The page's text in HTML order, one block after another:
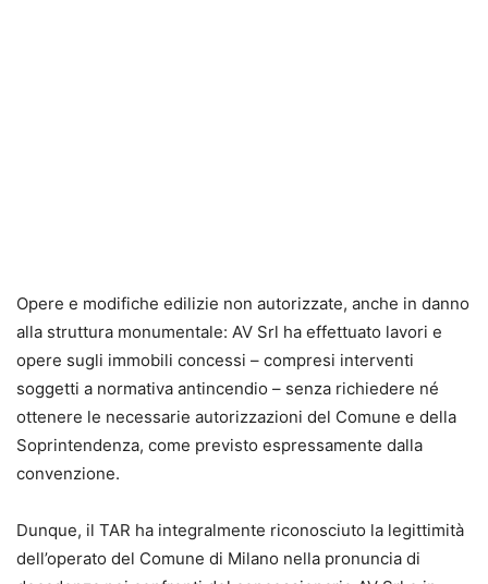
Opere e modifiche edilizie non autorizzate, anche in danno
alla struttura monumentale: AV Srl ha effettuato lavori e
opere sugli immobili concessi – compresi interventi
soggetti a normativa antincendio – senza richiedere né
ottenere le necessarie autorizzazioni del Comune e della
Soprintendenza, come previsto espressamente dalla
convenzione.
Dunque, il TAR ha integralmente riconosciuto la legittimità
dell’operato del Comune di Milano nella pronuncia di